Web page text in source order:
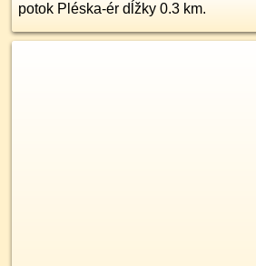
potok Pléska-ér dĺžky 0.3 km.